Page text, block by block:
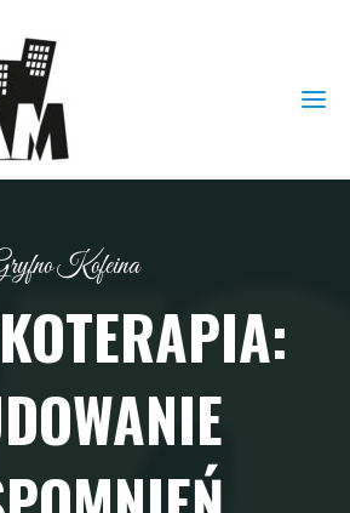
Kofeina